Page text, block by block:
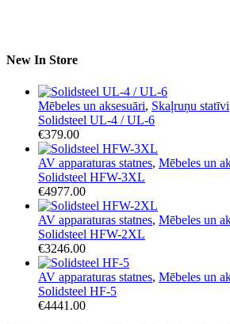
New In Store
Mēbeles un aksesuāri, Skaļruņu statīvi
Solidsteel UL-4 / UL-6
€379.00
AV apparaturas statnes, Mēbeles un
Solidsteel HFW-3XL
€4977.00
AV apparaturas statnes, Mēbeles un
Solidsteel HFW-2XL
€3246.00
AV apparaturas statnes, Mēbeles un
Solidsteel HF-5
€4441.00